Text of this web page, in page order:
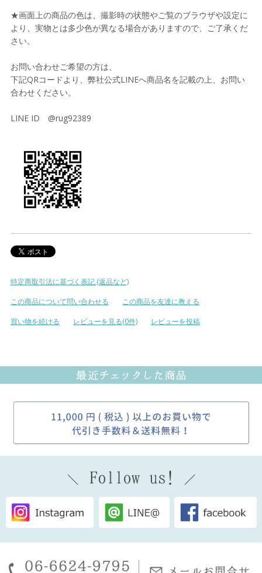
★画面上の商品の色は、撮影時の状態やご覧のブラウザや設定に
より、実物とは多少色が異なる場合がありますので、ご了承くだ
さい。
お問い合わせご希望の方は、
下記QRコードより、弊社公式LINEへ商品名を記載の上、お問い
合わせください。
LINE ID @rug92389
特定商取引法に基づく表記 (返品など)
この商品について問い合わせる
この商品を友達に教える
買い物を続ける
レビューを見る(0件) レビューを投稿